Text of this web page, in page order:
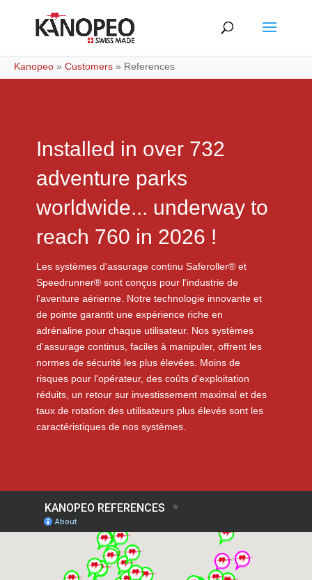
Kanopeo » Customers » References
Installed in over 732
adventure parks
worldwide... underway to
reach 760 in 2026 !
Les systèmes d'assurage continu Saferoller® et
Speedrunner® sont conçus pour l'industrie de
l'aventure aérienne. Notre technologie innovante et
de pointe garantit une expérience riche en
adrénaline pour chaque utilisateur. Nos systèmes
d'assurage continus, faciles à manipuler, offrent les
normes de sécurité les plus élevées. Moins de
risques pour l'opérateur, des coûts d'exploitation
réduits, un retour sur investissement maximal et des
taux de rotation des utilisateurs plus élevés sont les
caractéristiques de nos systèmes.